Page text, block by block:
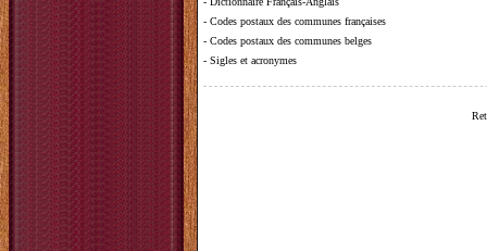
- Codes postaux des communes françaises
- Codes postaux des communes belges
- Sigles et acronymes